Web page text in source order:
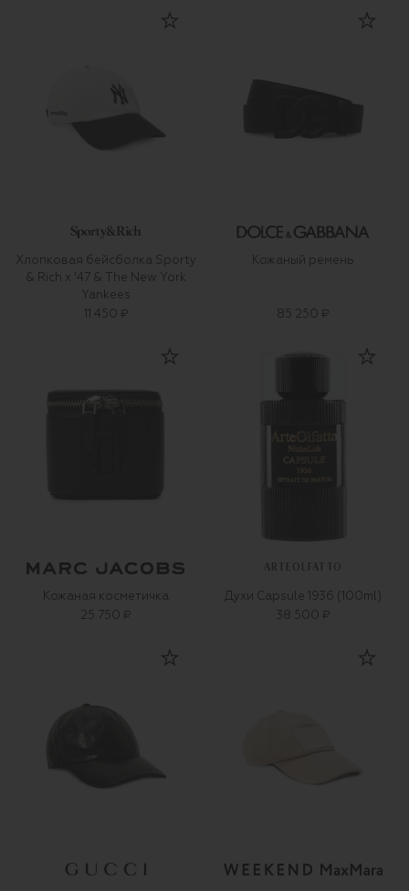
Хлопковая бейсболка Sporty
& Rich x '47 & The New York
Yankees
11 450 ₽
Кожаный ремень
85 250 ₽
Кожаная косметичка
25 750 ₽
ARTEOLFATTO
Духи Capsule 1936 (100ml)
38 500 ₽